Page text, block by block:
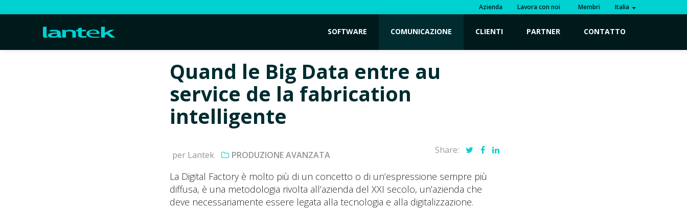
Azienda Lavora con noi Membri Italia
SOFTWARE COMUNICAZIONE CLIENTI PARTNER CONTATTO
Quand le Big Data entre au
service de la fabrication
intelligente
per Lantek PRODUZIONE AVANZATA Share:
La Digital Factory è molto più di un concetto o di un’espressione sempre più
diffusa, è una metodologia rivolta all’azienda del XXI secolo, un’azienda che
deve necessariamente essere legata alla tecnologia e alla digitalizzazione.